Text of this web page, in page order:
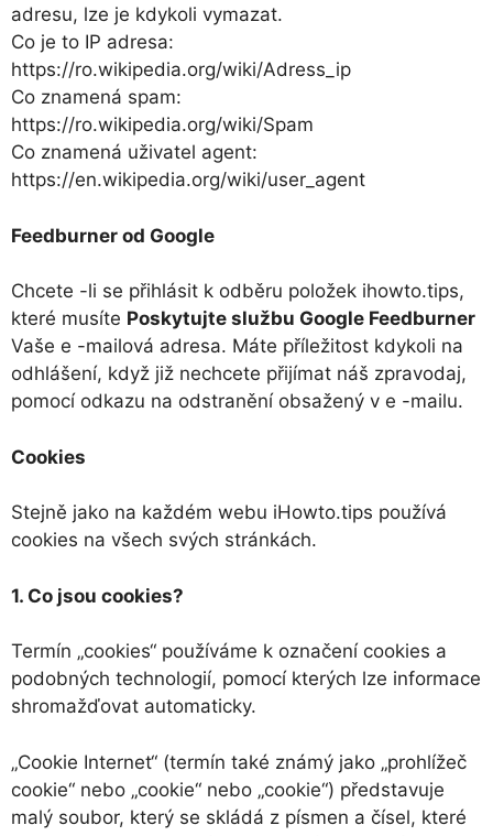
adresu, lze je kdykoli vymazat.
Co je to IP adresa:
https://ro.wikipedia.org/wiki/Adress_ip
Co znamená spam:
https://ro.wikipedia.org/wiki/Spam
Co znamená uživatel agent:
https://en.wikipedia.org/wiki/user_agent
Feedburner od Google
Chcete -li se přihlásit k odběru položek ihowto.tips,
které musíte Poskytujte službu Google Feedburner
Vaše e -mailová adresa. Máte příležitost kdykoli na
odhlášení, když již nechcete přijímat náš zpravodaj,
pomocí odkazu na odstranění obsažený v e -mailu.
Cookies
Stejně jako na každém webu iHowto.tips používá
cookies na všech svých stránkách.
1. Co jsou cookies?
Termín „cookies“ používáme k označení cookies a
podobných technologií, pomocí kterých lze informace
shromažďovat automaticky.
„Cookie Internet“ (termín také známý jako „prohlížeč
cookie“ nebo „cookie“ nebo „cookie“) představuje
malý soubor, který se skládá z písmen a čísel, které